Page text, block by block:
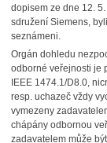
dopisem ze dne 12.
sdružení Siemens,
seznámeni.
Orgán dohledu
odborné veřejnosti je
IEEE 1474.1/D8.0,
resp. uchazeč vždy
vymezeny
chápány odbornou
zadavatelem může